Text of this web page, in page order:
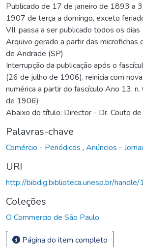
Publicado de 17 de janeiro de 1893 a
1907 de terça a domingo, exceto
VII, passa a ser publicado todos os dias
Arquivo gerado a partir das microfichas
de Andrade (SP)
Interrupção da publicação após o
(26 de julho de 1906), reinicia com
numérica a partir do fascículo Ano 13,
de 1906)
Abaixo do título: Director - Dr. Couto
Palavras-chave
Comércio - Periódicos , Anúncios -
URI
http://bibdig.biblioteca.unesp.br/
Coleções
O Commercio de São Paulo
Página do item completo